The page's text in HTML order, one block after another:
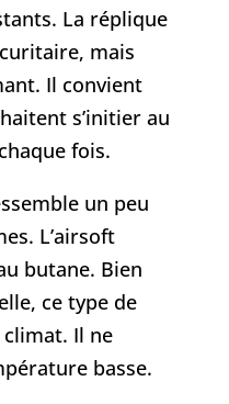
La réplique
mais
Il convient
s’initier au
fois.
un peu
L’airsoft
butane. Bien
ce type de
climat. Il ne
basse.